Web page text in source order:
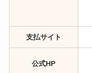
支払サイト
公式HP